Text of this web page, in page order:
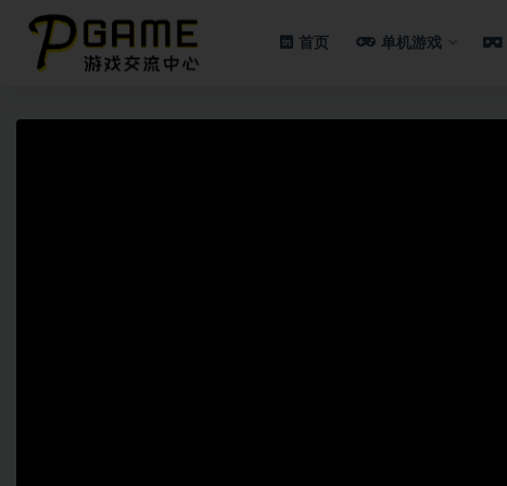
首页 单机游戏